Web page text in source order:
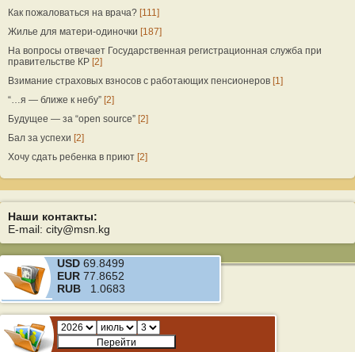
Как пожаловаться на врача? [111]
Жилье для матери-одиночки [187]
На вопросы отвечает Государственная регистрационная служба при
правительстве КР [2]
Взимание страховых взносов с работающих пенсионеров [1]
“…я — ближе к небу” [2]
Будущее — за “open source” [2]
Бал за успехи [2]
Хочу сдать ребенка в приют [2]
Наши контакты:
E-mail: city@msn.kg
USD 69.8499
EUR 77.8652
RUB 1.0683